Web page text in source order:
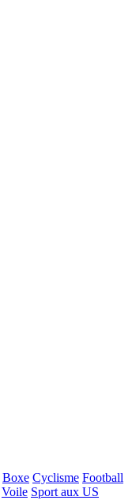
Boxe Cyclisme Football
Voile Sport aux US